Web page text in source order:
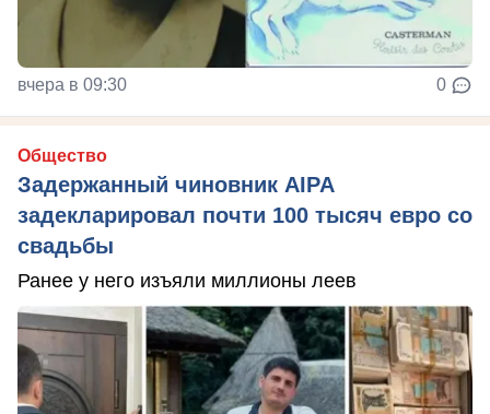
вчера в 09:30 0
Общество
Задержанный чиновник AIPA
задекларировал почти 100 тысяч евро со
свадьбы
Ранее у него изъяли миллионы леев